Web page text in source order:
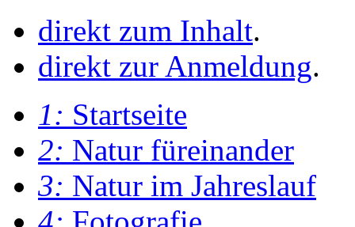
direkt zum Inhalt.
direkt zur Anmeldung.
1: Startseite
2: Natur füreinander
3: Natur im Jahreslauf